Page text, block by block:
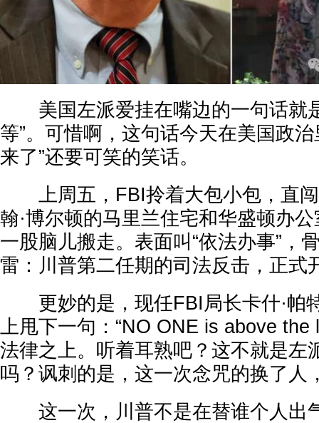
美国左派爱挂在嘴边的一句话就
等”。可惜啊，这句话今天在美国政
来了”还要可笑的笑话。
上周五，FBI拎着大包小包，直闯
翰·博尔顿的马里兰住宅和华盛顿办
一股脑儿搬走。表面叫“依法办事”，
雷：川普第二任期的司法反击，正式
更妙的是，现任FBI局长卡什·帕
上甩下一句：“NO ONE is above
法律之上。听着耳熟吧？这不就是左
吗？讽刺的是，这一次念咒的换了人
这一次，川普不是在替谁个人出